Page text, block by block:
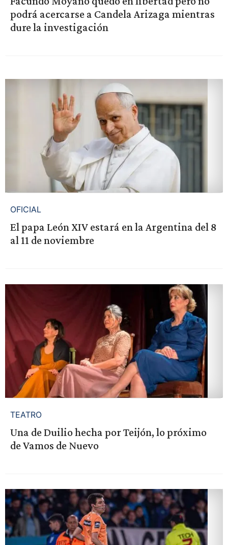
podrá acercarse a Candela Arizaga mientras
dure la investigación
OFICIAL
El papa León XIV estará en la Argentina del 8
al 11 de noviembre
TEATRO
Una de Duilio hecha por Teijón, lo próximo
de Vamos de Nuevo